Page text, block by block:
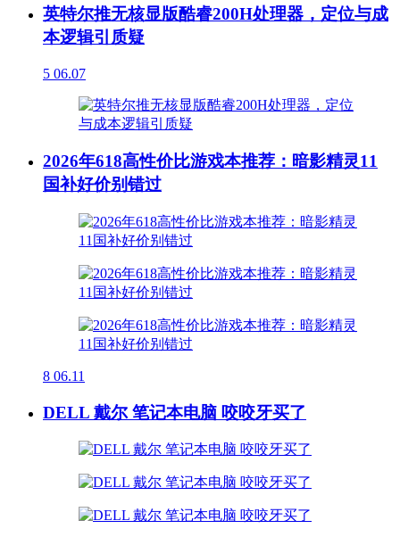
英特尔推无核显版酷睿200H处理器，定位与成
本逻辑引质疑
5 06.07
2026年618高性价比游戏本推荐：暗影精灵11
国补好价别错过
8 06.11
DELL 戴尔 笔记本电脑 咬咬牙买了